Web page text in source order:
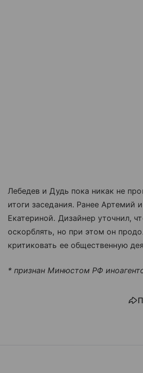
Лебедев и Дудь пока никак не
итоги заседания. Ранее Артемий
Екатериной. Дизайнер уточнил,
оскорблять, но при этом он
критиковать ее общественную
* признан Минюстом РФ